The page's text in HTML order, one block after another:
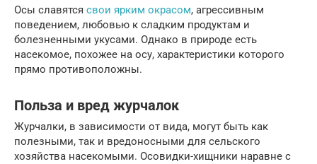
Осы славятся свои ярким окрасом, агрессивным
поведением, любовью к сладким продуктам и
болезненными укусами. Однако в природе есть
насекомое, похожее на осу, характеристики которого
прямо противоположны.
Польза и вред журчалок
Журчалки, в зависимости от вида, могут быть как
полезными, так и вредоносными для сельского
хозяйства насекомыми. Осовидки-хищники наравне с